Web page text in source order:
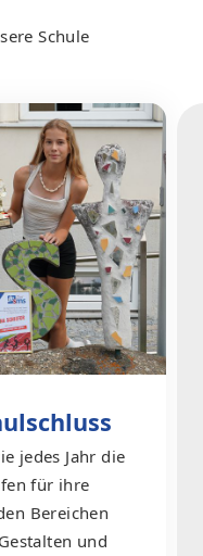
Schule
jedes Jahr die
für ihre
Bereichen
und